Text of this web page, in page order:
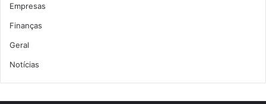
Empresas
Finanças
Geral
Notícias